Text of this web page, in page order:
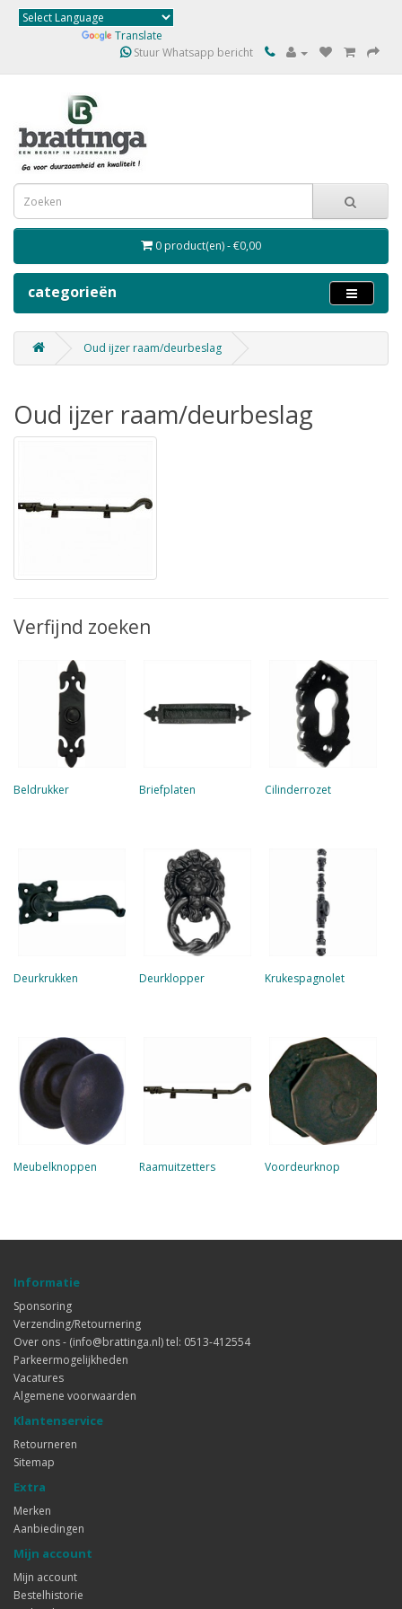
Translate
Stuur Whatsapp bericht
0 product(en) - €0,00
categorieën
Oud ijzer raam/deurbeslag
Oud ijzer raam/deurbeslag
Verfijnd zoeken
Beldrukker Briefplaten Cilinderrozet
Deurkrukken Deurklopper Krukespagnolet
Meubelknoppen Raamuitzetters Voordeurknop
Informatie
Sponsoring
Verzending/Retournering
Over ons - (info@brattinga.nl) tel: 0513-412554
Parkeermogelijkheden
Vacatures
Algemene voorwaarden
Klantenservice
Retourneren
Sitemap
Extra
Merken
Aanbiedingen
Mijn account
Mijn account
Bestelhistorie